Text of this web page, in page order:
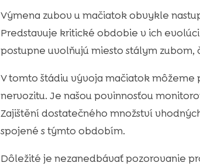
Výmena zubov u mačiatok obvykle
Predstavuje kritické obdobie v ich
postupne uvolňujú miesto stálym
V tomto štádiu vývoja mačiatok
nervozitu. Je našou povinnosťou
Zajištění dostatečného množství
spojené s týmto obdobím.
Dôležité je nezanedbávať pozorovanie